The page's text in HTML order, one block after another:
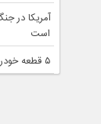
آمریکا در
است
۵ قطعه خودرو که باید در ۹۶ هزار کیلومتر عوض کنید